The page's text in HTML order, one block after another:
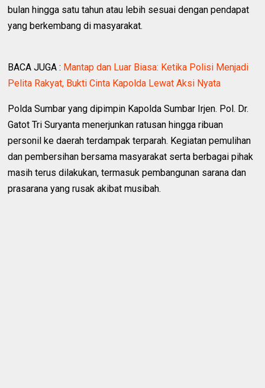
bulan hingga satu tahun atau lebih sesuai dengan pendapat
yang berkembang di masyarakat.
BACA JUGA : Mantap dan Luar Biasa: Ketika Polisi Menjadi
Pelita Rakyat, Bukti Cinta Kapolda Lewat Aksi Nyata
Polda Sumbar yang dipimpin Kapolda Sumbar Irjen. Pol. Dr.
Gatot Tri Suryanta menerjunkan ratusan hingga ribuan
personil ke daerah terdampak terparah. Kegiatan pemulihan
dan pembersihan bersama masyarakat serta berbagai pihak
masih terus dilakukan, termasuk pembangunan sarana dan
prasarana yang rusak akibat musibah.